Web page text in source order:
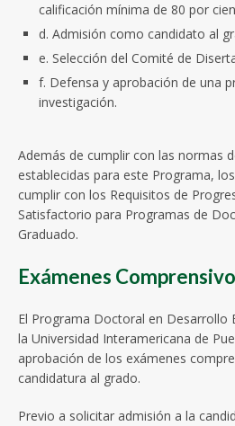
calificación mínima de 80 por
d. Admisión como candidato al
e. Selección del Comité de
f. Defensa y aprobación de una
investigación.
Además de cumplir con las normas
establecidas para este Programa,
cumplir con los Requisitos de
Satisfactorio para Programas de
Graduado.
Exámenes
El Programa Doctoral en Desarrollo
la Universidad Interamericana de
aprobación de los exámenes
candidatura al grado.
Previo a solicitar admisión a la